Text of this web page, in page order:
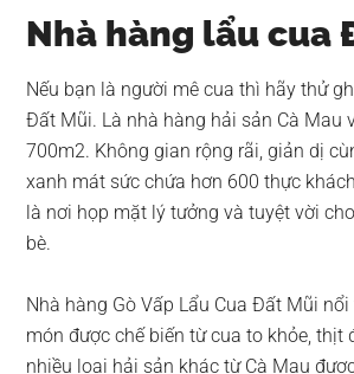
Nhà hàng lẩu cua
Nếu bạn là người mê cua thì hãy thử
Đất Mũi. Là nhà hàng hải sản Cà Mau
700m2. Không gian rộng rãi, giản dị
xanh mát sức chứa hơn 600 thực
là nơi họp mặt lý tưởng và tuyệt vời
bè.
Nhà hàng Gò Vấp Lẩu Cua Đất Mũi
món được chế biến từ cua to khỏe, thịt
nhiều loại hải sản khác từ Cà Mau